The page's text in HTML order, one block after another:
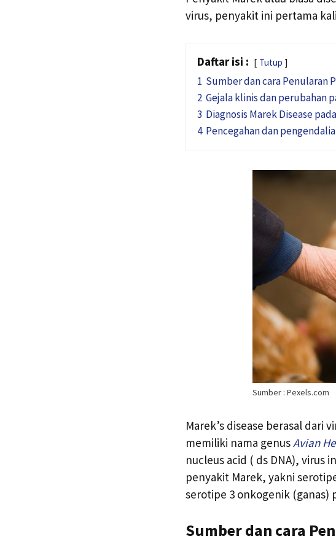
virus, penyakit ini pertama
Daftar isi : Tutup
1 Sumber dan cara Penularan
2 Gejala klinis dan perubahan
3 Diagnosis Marek Disease
4 Pencegahan dan
Sumber : Pexels.com
Marek’s disease berasal dari
memiliki nama genusAvian
nucleus acid ( ds DNA), virus
penyakit Marek, yakni
serotipe 3 onkogenik (ganas)
Sumber dan cara